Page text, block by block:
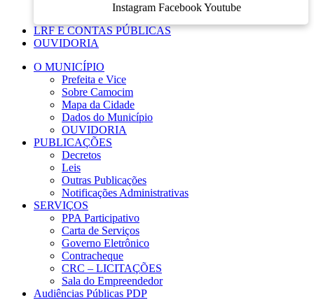
Instagram Facebook Youtube
LRF E CONTAS PÚBLICAS
OUVIDORIA
O MUNICÍPIO
Prefeita e Vice
Sobre Camocim
Mapa da Cidade
Dados do Município
OUVIDORIA
PUBLICAÇÕES
Decretos
Leis
Outras Publicações
Notificações Administrativas
SERVIÇOS
PPA Participativo
Carta de Serviços
Governo Eletrônico
Contracheque
CRC – LICITAÇÕES
Sala do Empreendedor
Audiências Públicas PDP